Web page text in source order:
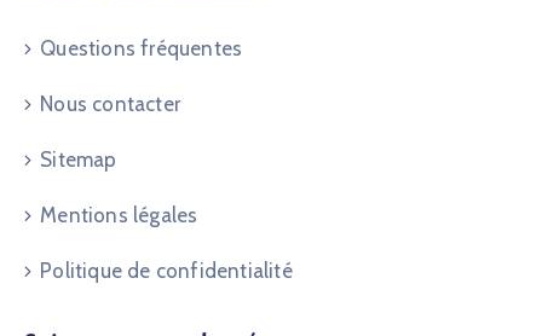
Questions fréquentes
Nous contacter
Sitemap
Mentions légales
Politique de confidentialité